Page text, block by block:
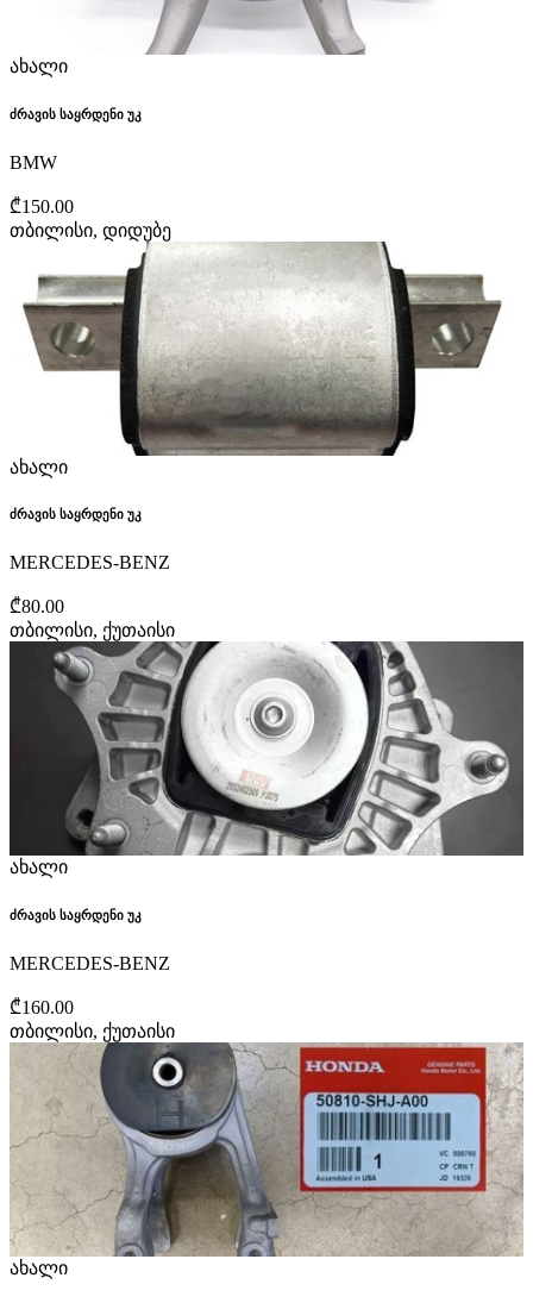
ახალი
ძრავის საყრდენი უკ
BMW
₾150.00
თბილისი, დიდუბე
ახალი
ძრავის საყრდენი უკ
MERCEDES-BENZ
₾80.00
თბილისი, ქუთაისი
ახალი
ძრავის საყრდენი უკ
MERCEDES-BENZ
₾160.00
თბილისი, ქუთაისი
ახალი